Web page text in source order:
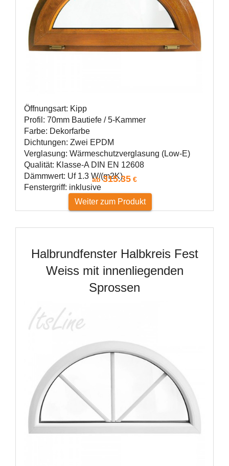
Öffnungsart: Kipp
Profil: 70mm Bautiefe / 5-Kammer
Farbe: Dekorfarbe
Dichtungen: Zwei EPDM
Verglasung: Wärmeschutzverglasung (Low-E)
Qualität: Klasse-A DIN EN 12608
Dämmwert: Uf 1.3 W/(m2K)
Fenstergriff: inklusive
ab315.35 €
Weiter zum Produkt
Halbrundfenster Halbkreis Fest
Weiss mit innenliegenden
Sprossen